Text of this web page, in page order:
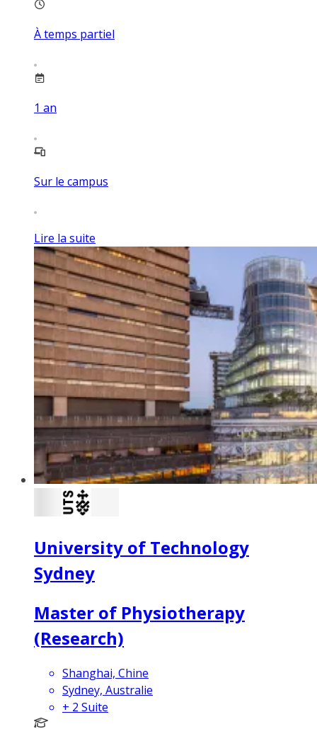
À temps partiel
1 an
Sur le campus
Lire la suite
University of Technology
Sydney
Master of Physiotherapy
(Research)
Shanghai, Chine
Sydney, Australie
+ 2 Suite